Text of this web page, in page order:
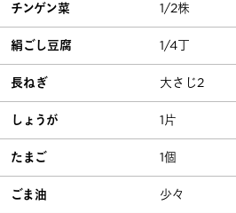
チンゲン菜 1/2株
絹ごし豆腐 1/4丁
長ねぎ 大さじ2
しょうが 1片
たまご 1個
ごま油 少々